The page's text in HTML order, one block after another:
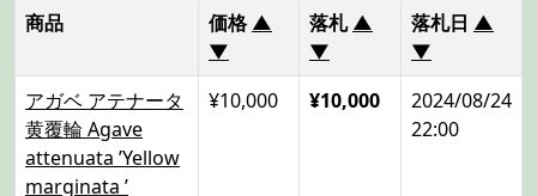
商品 価格▲
▼
落札▲
▼
落札日 ▲
▼
アガベ アテナータ
黄覆輪 Agave
attenuata ’Yellow
marginata ’
¥10,000 ¥10,000
2024/08/24
22:00